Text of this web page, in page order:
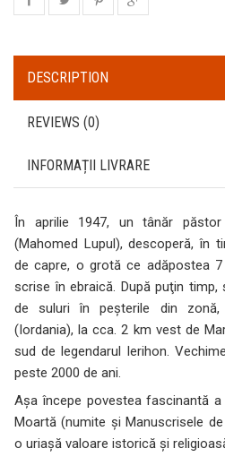
DESCRIPTION
REVIEWS (0)
INFORMAȚII LIVRARE
În aprilie 1947, un tânăr păstor
(Mahomed Lupul), descoperă, în
de capre, o grotă ce adăpostea
scrise în ebraică. După puţin
de suluri în peşterile din zonă,
(Iordania), la cca. 2 km vest de
sud de legendarul Ierihon.
peste 2000 de ani.
Aşa începe povestea fascinantă
Moartă (numite şi Manuscrisele
o uriaşă valoare istorică şi